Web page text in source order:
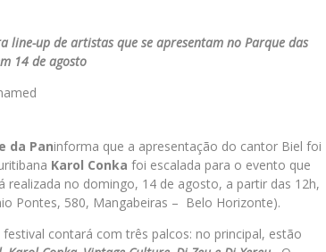
line-up de artistas que se apresentam no Parque das
14 de agosto
da Paninforma que a apresentação do cantor Biel foi
Karol Conka foi escalada para o evento que
realizada no domingo, 14 de agosto, a partir das 12h,
Pontes, 580, Mangabeiras – Belo Horizonte).
contará com três palcos: no principal, estão